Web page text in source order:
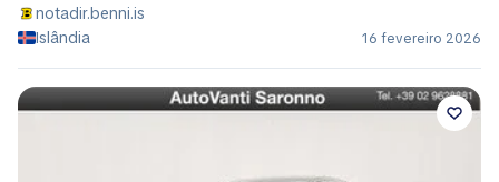
notadir.benni.is
Islândia
16 fevereiro 2026